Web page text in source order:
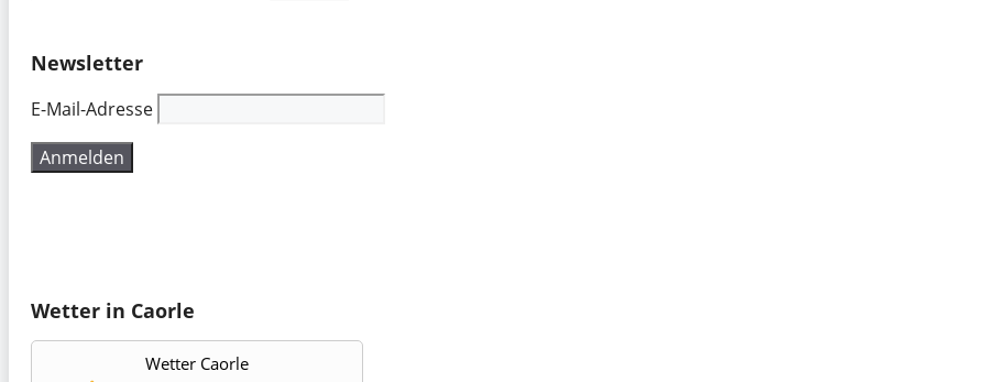
Newsletter
E-Mail-Adresse
Wetter in Caorle
Wetter Caorle